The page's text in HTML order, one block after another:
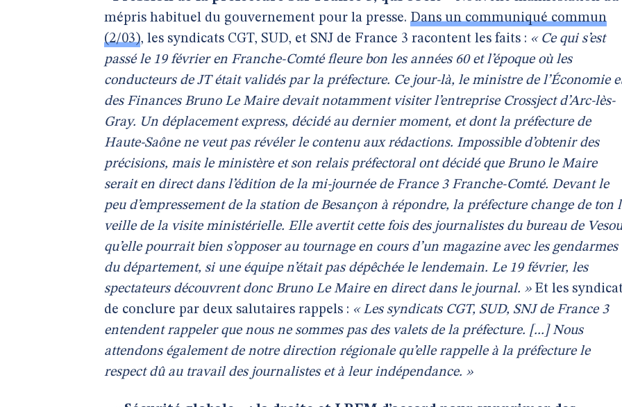
mépris habituel du gouvernement pour la presse. Dans un communiqué commun
(2/03), les syndicats CGT, SUD, et SNJ de France 3 racontent les faits : « Ce qui s’est
passé le 19 février en Franche-Comté fleure bon les années 60 et l’époque où les
conducteurs de JT était validés par la préfecture. Ce jour-là, le ministre de l’Économie
des Finances Bruno Le Maire devait notamment visiter l’entreprise Crossject d’Arc-lès-
Gray. Un déplacement express, décidé au dernier moment, et dont la préfecture de
Haute-Saône ne veut pas révéler le contenu aux rédactions. Impossible d’obtenir des
précisions, mais le ministère et son relais préfectoral ont décidé que Bruno le Maire
serait en direct dans l’édition de la mi-journée de France 3 Franche-Comté. Devant le
peu d’empressement de la station de Besançon à répondre, la préfecture change de ton
veille de la visite ministérielle. Elle avertit cette fois des journalistes du bureau de
qu’elle pourrait bien s’opposer au tournage en cours d’un magazine avec les gendarmes
du département, si une équipe n’était pas dépêchée le lendemain. Le 19 février, les
spectateurs découvrent donc Bruno Le Maire en direct dans le journal. »Et les
de conclure par deux salutaires rappels : « Les syndicats CGT, SUD, SNJ de France 3
entendent rappeler que nous ne sommes pas des valets de la préfecture. [...] Nous
attendons également de notre direction régionale qu’elle rappelle à la préfecture le
respect dû au travail des journalistes et à leur indépendance. »